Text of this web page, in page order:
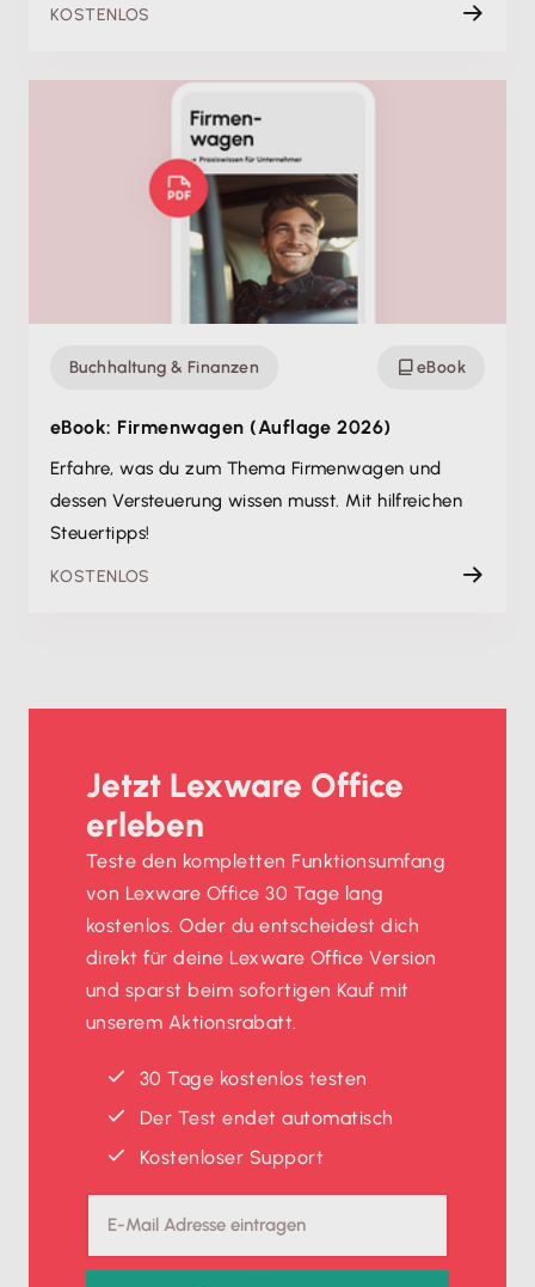
KOSTENLOS
Buchhaltung & Finanzen eBook
eBook: Firmenwagen (Auflage 2026)
Erfahre, was du zum Thema Firmenwagen und
dessen Versteuerung wissen musst. Mit hilfreichen
Steuertipps!
KOSTENLOS
Jetzt Lexware Office
erleben
Teste den kompletten Funktionsumfang
von Lexware Office 30 Tage lang
kostenlos. Oder du entscheidest dich
direkt für deine Lexware Office Version
und sparst beim sofortigen Kauf mit
unserem Aktionsrabatt.
30 Tage kostenlos testen
Der Test endet automatisch
Kostenloser Support